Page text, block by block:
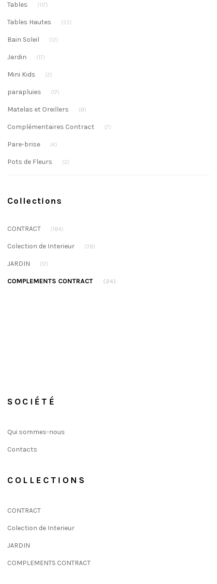
Tables (117)
Tables Hautes (55)
Bain Soleil (12)
Jardin (17)
Mini Kids (2)
parapluies (17)
Matelas et Oreillers (8)
Complémentaires Contract (7)
Pare-brise (4)
Pots de Fleurs (2)
Collections
CONTRACT (184)
Colection de Interieur (38)
JARDIN (17)
COMPLEMENTS CONTRACT (24)
SOCIÉTÉ
Qui sommes-nous
Contacts
COLLECTIONS
CONTRACT
Colection de Interieur
JARDIN
COMPLEMENTS CONTRACT